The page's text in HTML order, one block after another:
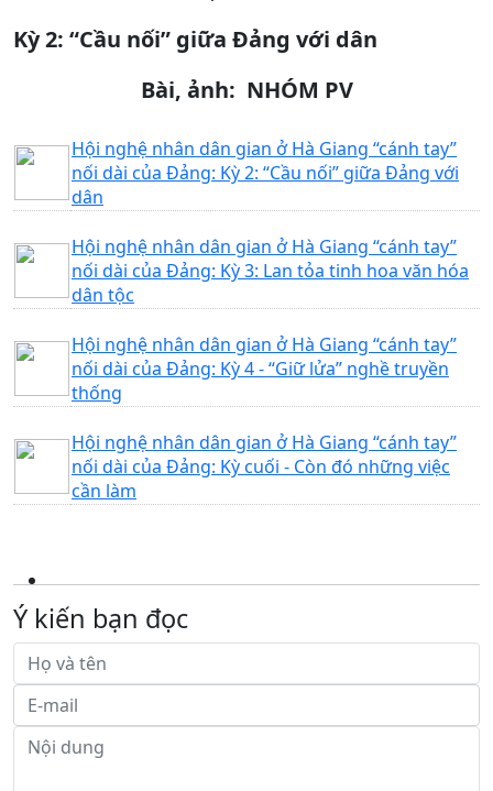
Kỳ 2: “Cầu nối” giữa Đảng với dân
Bài, ảnh: NHÓM PV
Hội nghệ nhân dân gian ở Hà Giang “cánh tay”
nối dài của Đảng: Kỳ 2: “Cầu nối” giữa Đảng với
dân
Hội nghệ nhân dân gian ở Hà Giang “cánh tay”
nối dài của Đảng: Kỳ 3: Lan tỏa tinh hoa văn hóa
dân tộc
Hội nghệ nhân dân gian ở Hà Giang “cánh tay”
nối dài của Đảng: Kỳ 4 - “Giữ lửa” nghề truyền
thống
Hội nghệ nhân dân gian ở Hà Giang “cánh tay”
nối dài của Đảng: Kỳ cuối - Còn đó những việc
cần làm
Ý kiến bạn đọc